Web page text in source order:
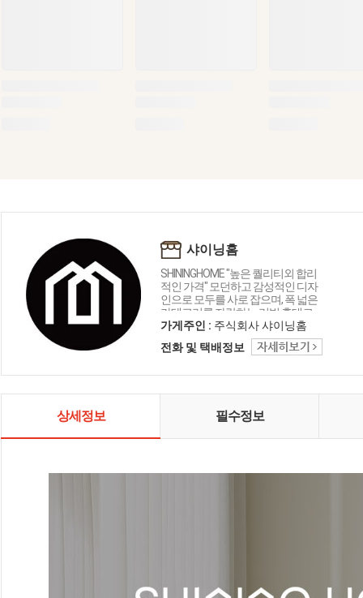
샤이닝홈
SHININGHOME "높은 퀄리티외 합리
적인 가격" 모던하고 감성적인 디자
인으로 모두를 사로 잡으며, 폭 넓은
카테고리를 자랑하는 리빙 홈데코
인테리어 샤이닝홈입니다.
가게주인 : 주식회사 샤이닝홈
전화 및 택배정보
상세정보 필수정보